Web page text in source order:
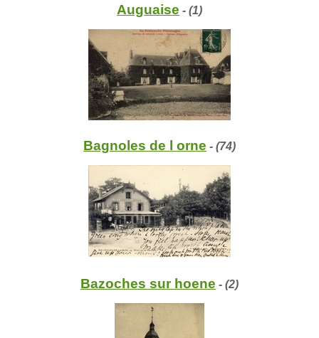
Auguaise - (1)
Bagnoles de l orne - (74)
Bazoches sur hoene - (2)